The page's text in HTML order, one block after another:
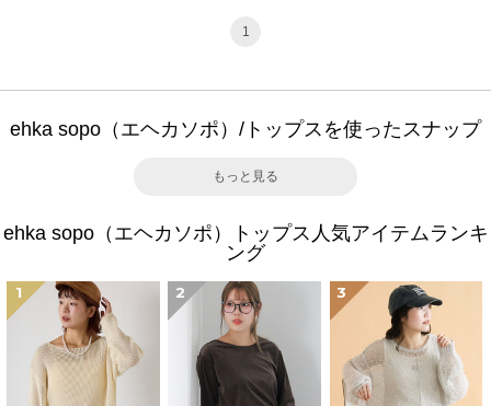
1
ehka sopo（エヘカソポ）/トップスを使ったスナップ
もっと見る
ehka sopo（エヘカソポ）トップス人気アイテムランキ
ング
1 2 3